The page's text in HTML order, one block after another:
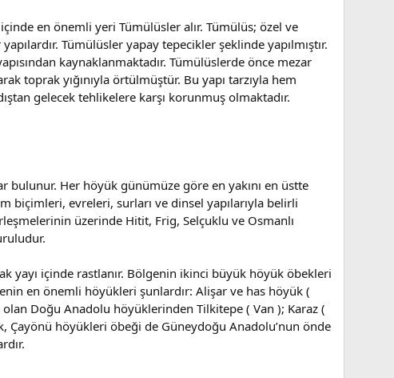
en önemli yeri Tümülüsler alır. Tümülüs; özel ve
Tümülüsler yapay tepecikler şeklinde yapılmıştır.
kaynaklanmaktadır. Tümülüslerde önce mezar
toprak yığınıyla örtülmüştür. Bu yapı tarzıyla hem
gelecek tehlikelere karşı korunmuş olmaktadır.
bulunur. Her höyük günümüze göre en yakını en üstte
evreleri, surları ve dinsel yapılarıyla belirli
üzerinde Hitit, Frig, Selçuklu ve Osmanlı
yayı içinde rastlanır. Bölgenin ikinci büyük höyük öbekleri
en önemli höyükleri şunlardır: Alişar ve has höyük (
Doğu Anadolu höyüklerinden Tilkitepe ( Van ); Karaz (
höyükleri öbeği de Güneydoğu Anadolu’nun önde